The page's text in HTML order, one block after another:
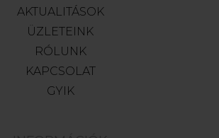
AKTUALITÁSOK
ÜZLETEINK
RÓLUNK
KAPCSOLAT
GYIK